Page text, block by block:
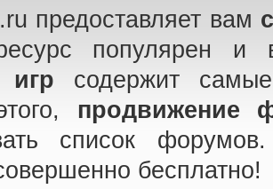
предоставляет вам
популярен
игр содержит
продвижение
список
бесплатно!